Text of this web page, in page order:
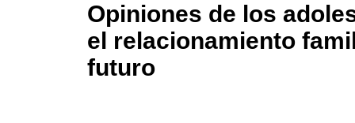
Opiniones de los
el relacionamiento
futuro